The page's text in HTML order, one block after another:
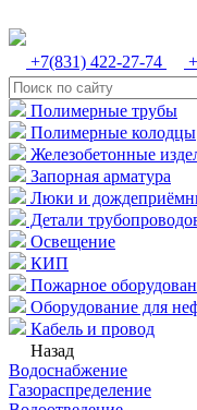
+7(831) 422-27-74
Полимерные трубы
Полимерные колодцы
Железобетонные
Запорная арматура
Люки и
Детали
Освещение
КИП
Пожарное
Оборудование для
Кабель и провод
Назад
Водоснабжение
Газораспределение